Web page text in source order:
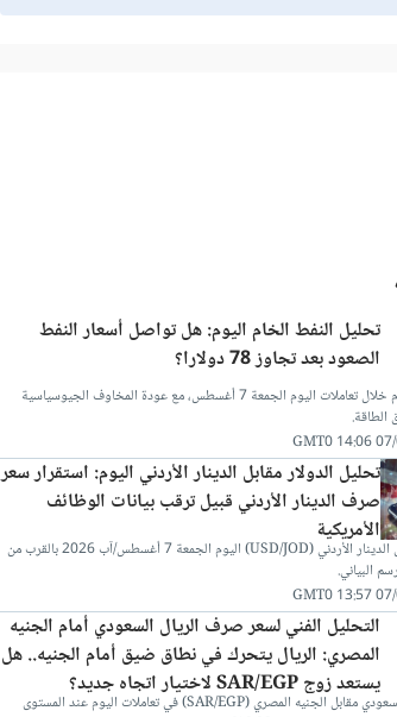
تحليل النفط الخام اليوم: هل تواصل أسعار النفط
الصعود بعد تجاوز 78 دولارا؟
ارتفعت أسعار النفط الخام خلال تعاملات اليوم الجمعة 7 أغسطس، مع عودة المخاوف الجيوسياسية
07/
تحليل الدولار مقابل الدينار الأردني اليوم: استقرار سعر
صرف الدينار الأردني قبيل ترقب بيانات الوظائف
الأمريكية
يتداول سعر الدولار مقابل الدينار الأردني (USD/JOD) اليوم الجمعة 7 أغسطس/آب 2026 بالقرب من
07/
التحليل الفني لسعر صرف الريال السعودي أمام الجنيه
المصري: الريال يتحرك في نطاق ضيق أمام الجنيه.. هل
يستعد زوج SAR/EGP لاختيار اتجاه جديد؟
استقر سعر زوج الريال السعودي مقابل الجنيه المصري (SAR/EGP) في تعاملات اليوم عند المستوى